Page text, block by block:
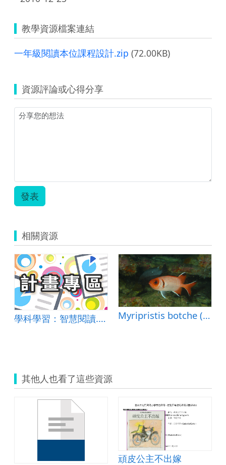
教學資源檔案連結
一年級閱讀本位課程設計.zip (72.00KB)
資源評論或心得分享
發表
相關資源
學科學習：智慧閱讀.北新愛渇力-北新國小智慧教育閱讀理解整合推動模式
Myripristis botche (柏氏鋸鱗魚)
其他人也看了這些資源
頑皮公主不出嫁